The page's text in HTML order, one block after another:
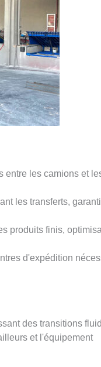
entre les camions et
les transferts,
produits finis,
d'expédition
des transitions
et l'équipement